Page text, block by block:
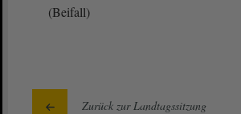
(Beifall)
Zurück zur Landtagssitzung